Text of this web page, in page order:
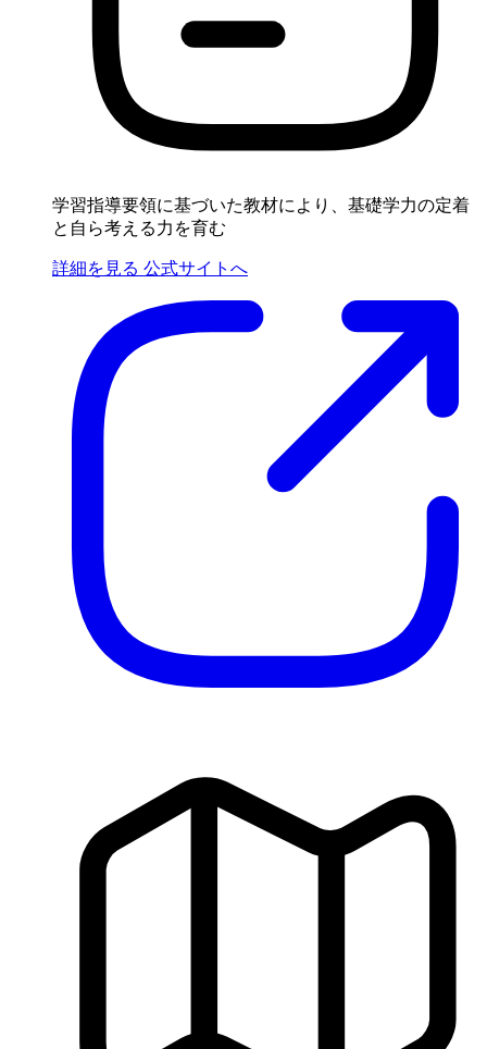
学習指導要領に基づいた教材により、基礎学力の定着
と自ら考える力を育む
詳細を見る 公式サイトへ